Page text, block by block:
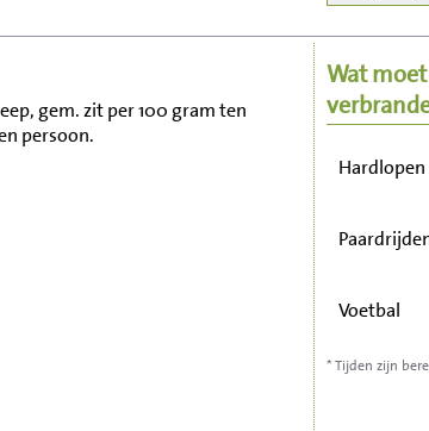
gem. zit per 100 gram ten
persoon.
Wat
Wandelen
Hardlopen
Voetbal
Stofzuigen
* Tijden zijn